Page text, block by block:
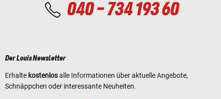
040 - 734 193 60
Der Louis Newsletter
Erhalte kostenlosalle Informationen über aktuelle Angebote,
Schnäppchen oder interessante Neuheiten.